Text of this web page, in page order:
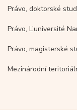
Právo, doktorské
Právo, L’université
Právo, magisterské
Mezinárodní